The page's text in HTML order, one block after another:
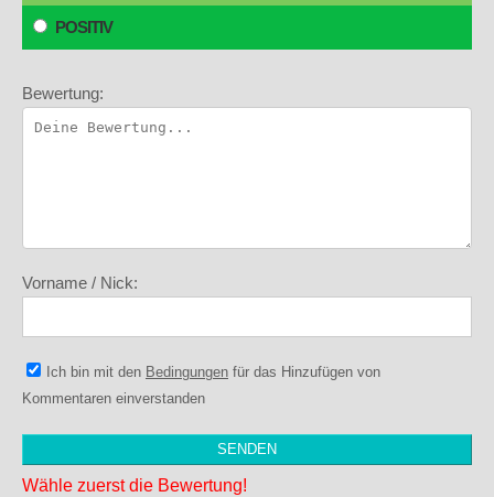
POSITIV
Bewertung:
Vorname / Nick:
Ich bin mit den Bedingungen für das Hinzufügen von
Kommentaren einverstanden
Wähle zuerst die Bewertung!